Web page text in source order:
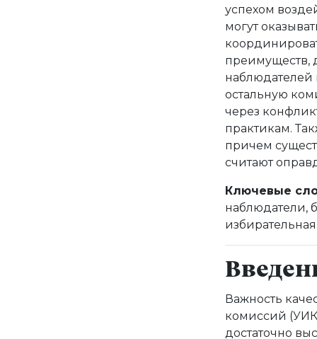
успехом
могут
преимуществ,
наблюдателей
остальную
через
практикам.
причем
считают
Ключевые
наблюдатели,
Важность
комиссий
достаточно